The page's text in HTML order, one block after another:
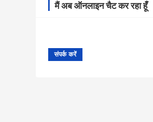
मैं अब ऑनलाइन चैट कर रहा हूँ